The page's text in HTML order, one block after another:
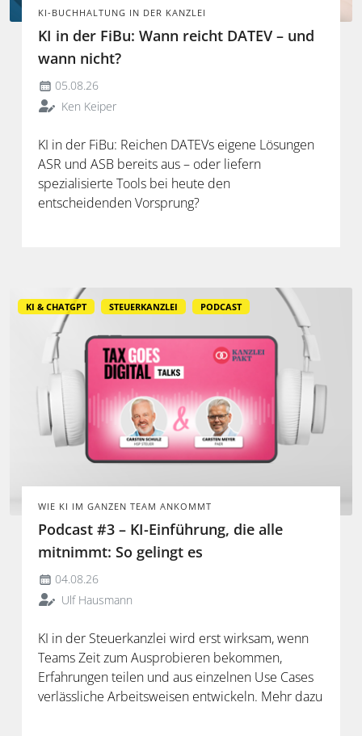
KI-BUCHHALTUNG IN DER KANZLEI
KI in der FiBu: Wann reicht DATEV – und
wann nicht?
05.08.26
Ken Keiper
KI in der FiBu: Reichen DATEVs eigene Lösungen
ASR und ASB bereits aus – oder liefern
spezialisierte Tools bei heute den
entscheidenden Vorsprung?
KI & CHATGPT STEUERKANZLEI PODCAST
WIE KI IM GANZEN TEAM ANKOMMT
Podcast #3 – KI-Einführung, die alle
mitnimmt: So gelingt es
04.08.26
Ulf Hausmann
KI in der Steuerkanzlei wird erst wirksam, wenn
Teams Zeit zum Ausprobieren bekommen,
Erfahrungen teilen und aus einzelnen Use Cases
verlässliche Arbeitsweisen entwickeln. Mehr dazu